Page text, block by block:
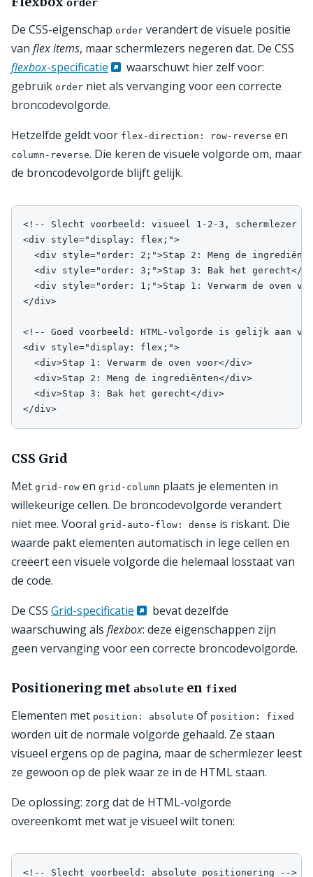
De CSS-eigenschap order verandert de visuele positie
van flex items, maar schermlezers negeren dat. De CSS
flexbox-specificatie
waarschuwt hier zelf voor:
gebruik order niet als vervanging voor een correcte
broncodevolgorde.
Hetzelfde geldt voor flex-direction: row-reverse en
column-reverse. Die keren de visuele volgorde om, maar
de broncodevolgorde blijft gelijk.
<!-- Slecht voorbeeld: visueel 1-2-3, schermlezer
<div style="display: flex;">
<div style="order: 2;">Stap 2: Meng de
<div style="order: 3;">Stap 3: Bak het gerecht</
<div style="order: 1;">Stap 1: Verwarm de oven
</div>
<!-- Goed voorbeeld: HTML-volgorde is gelijk aan
<div style="display: flex;">
  <div>Stap 1: Verwarm de oven voor</div>
  <div>Stap 2: Meng de ingrediënten</div>
  <div>Stap 3: Bak het gerecht</div>
</div>
CSS Grid
Met grid-row en grid-column plaats je elementen in
willekeurige cellen. De broncodevolgorde verandert
niet mee. Vooral grid-auto-flow: dense is riskant. Die
waarde pakt elementen automatisch in lege cellen en
creëert een visuele volgorde die helemaal losstaat van
de code.
De CSS Grid-specificatie
bevat dezelfde
waarschuwing als flexbox: deze eigenschappen zijn
geen vervanging voor een correcte broncodevolgorde.
Positionering met absolute en fixed
Elementen met position: absolute of position: fixed
worden uit de normale volgorde gehaald. Ze staan
visueel ergens op de pagina, maar de schermlezer leest
ze gewoon op de plek waar ze in de HTML staan.
De oplossing: zorg dat de HTML-volgorde
overeenkomt met wat je visueel wilt tonen:
<!-- Slecht voorbeeld: absolute positionering -->